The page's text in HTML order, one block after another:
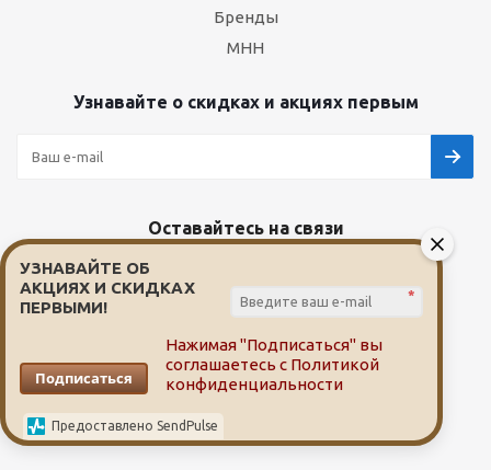
Бренды
МНН
Узнавайте о скидках и акциях первым
Оставайтесь на связи
Наши контакты
8(3822)607-507
info@aptekavtomske.ru
УЗНАВАЙТЕ ОБ
АКЦИЯХ И СКИДКАХ
ПЕРВЫМИ!
*
Подписаться
Нажимая "Подписаться" вы
соглашаетесь с Политикой
конфиденциальности
Предоставлено SendPulse